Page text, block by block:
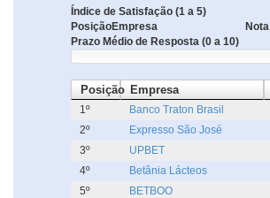
Índice de Satisfação (1 a 5)
PosiçãoEmpresa
Nota
Prazo Médio de Resposta (0 a 10)
Posição Empresa
1º Banco Traton Brasil
2º
Expresso São José
3º
UPBET
4º
Betânia Lácteos
5º
BETBOO